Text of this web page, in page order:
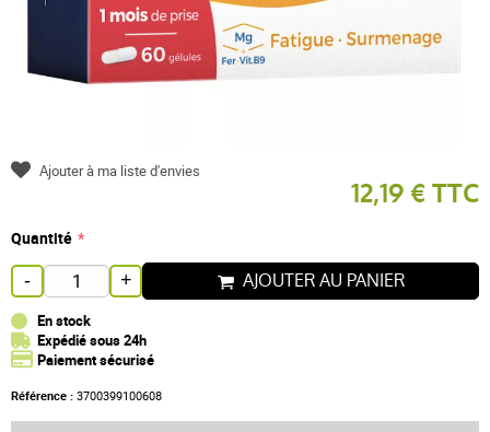
12,19 € TTC
Quantité
- + AJOUTER AU PANIER
En stock
Expédié sous 24h
Paiement sécurisé
Référence : 3700399100608
Ajouter à ma liste d'envies